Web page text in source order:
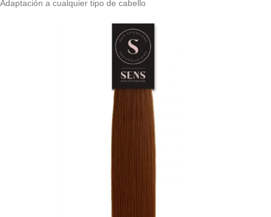
Adaptación a cualquier tipo de cabello